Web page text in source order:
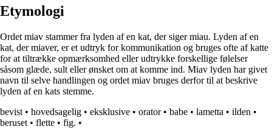
Etymologi
Ordet miav stammer fra lyden af en kat, der siger miau. Lyden af en
kat, der miaver, er et udtryk for kommunikation og bruges ofte af katte
for at tiltrække opmærksomhed eller udtrykke forskellige følelser
såsom glæde, sult eller ønsket om at komme ind. Miav lyden har givet
navn til selve handlingen og ordet miav bruges derfor til at beskrive
lyden af en kats stemme.
bevist • hovedsagelig • eksklusive • orator• babe • lametta • ilden •
beruset • flette • fig. •